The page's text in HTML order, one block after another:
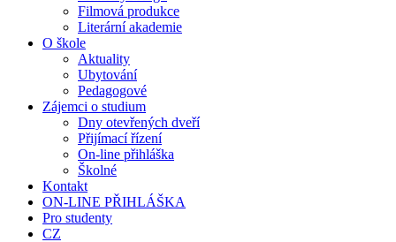
Filmová produkce
Literární akademie
O škole
Aktuality
Ubytování
Pedagogové
Zájemci o studium
Dny otevřených dveří
Přijímací řízení
On-line přihláška
Školné
Kontakt
ON-LINE PŘIHLÁŠKA
Pro studenty
CZ